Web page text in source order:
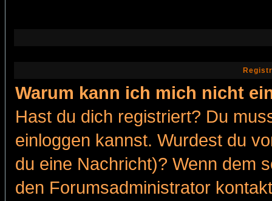
Warum kann ich mich nicht
Hast du dich registriert? Du
einloggen kannst. Wurdest du
du eine Nachricht)? Wenn dem
den Forumsadministrator